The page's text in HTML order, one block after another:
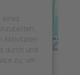
eines
Aktivitäten
durch und
zu, um